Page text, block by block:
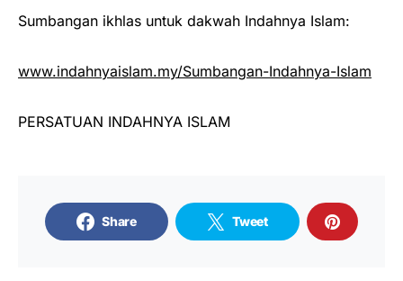
Sumbangan ikhlas untuk dakwah Indahnya Islam:
www.indahnyaislam.my/Sumbangan-Indahnya-Islam
PERSATUAN INDAHNYA ISLAM
Share Tweet